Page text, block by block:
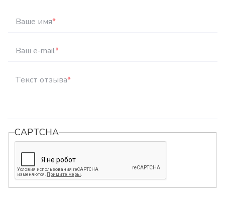
Ваше имя*
Ваш e-mail*
Текст отзыва*
CAPTCHA